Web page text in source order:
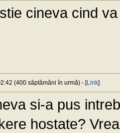
stie cineva cind
(400 săptămâni în urmă) - [Link]
si-a pus
hostate?